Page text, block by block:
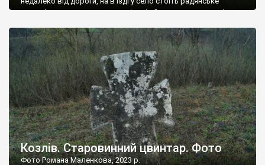
рельєфне пано, яке показує жінку і яблуню, а трохи далі, десь
не видно, але видно дві стареньких колії у траві – […]
Козлів. Старовинний цвинтар. Фото
Фото Романа Маленкова, 2023 р.